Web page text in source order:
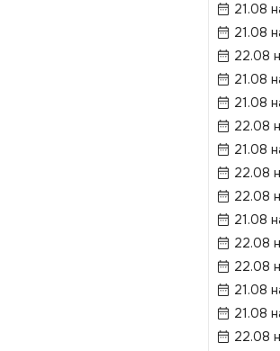
21.08
21.08
22.08
21.08
21.08
22.08
21.08
22.08
22.08
21.08
22.08
22.08
21.08
21.08
22.08